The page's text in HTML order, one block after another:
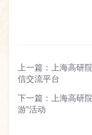
上一篇：
上海高研
信交流平台
下一篇： 上海高研
游”活动